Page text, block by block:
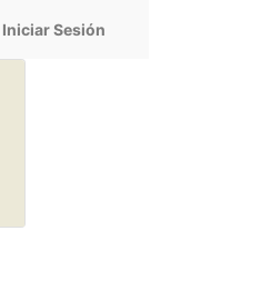
Iniciar Sesión